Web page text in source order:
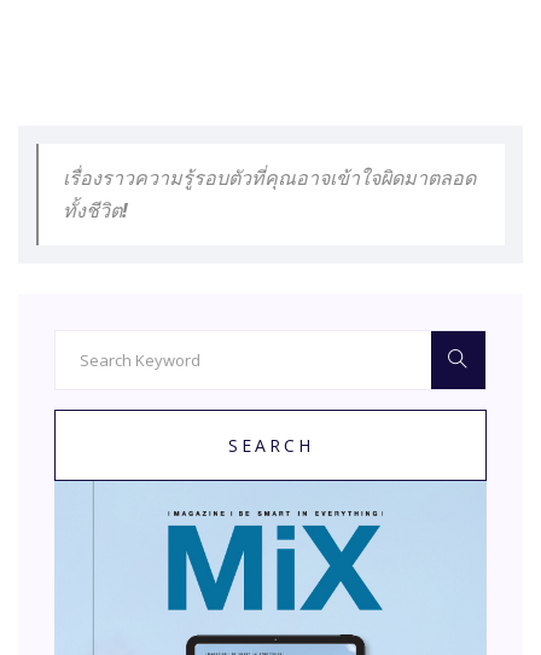
เรื่องราวความรู้รอบตัวที่คุณอาจเข้าใจผิดมาตลอด
ทั้งชีวิต!
SEARCH